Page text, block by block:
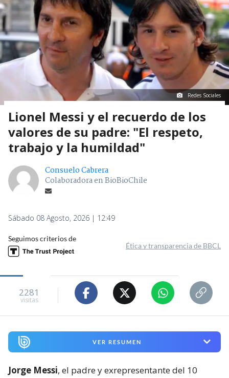
Redes Sociales
Lionel Messi y el recuerdo de los
valores de su padre: "El respeto,
trabajo y la humildad"
Consuelo Cabrera
Colaboradora en BioBioChile
Sábado 08 Agosto, 2026 | 12:49
Seguimos criterios de
Ética y transparencia de BBCL
2281
visitas
VER RESUMEN
Jorge Messi, el padre y exrepresentante del 10